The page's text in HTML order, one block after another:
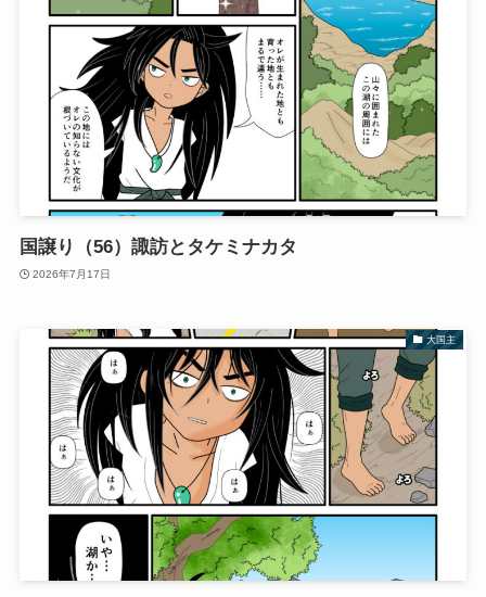
国譲り（56）諏訪とタケミナカタ
2026年7月17日
大国主